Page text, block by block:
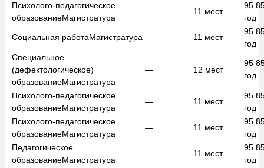
Психолого-педагогическое
образованиеМагистратура
— 11 мест
95
год
Социальная работаМагистратура — 11 мест
95
год
Специальное
(дефектологическое)
образованиеМагистратура
— 12 мест
95
год
Психолого-педагогическое
образованиеМагистратура
— 11 мест
95
год
Психолого-педагогическое
образованиеМагистратура
— 11 мест
95
год
Педагогическое
образованиеМагистратура
— 11 мест
95
год